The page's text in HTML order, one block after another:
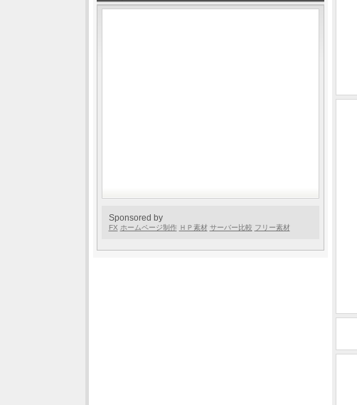
Sponsored by
FX ホームページ制作 ＨＰ素材 サーバー比較 フリー素材